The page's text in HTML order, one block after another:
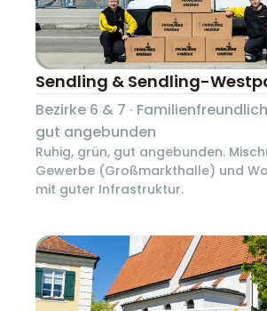
Sendling & Sendling-
Bezirke 6 & 7 ·
gut angebunden
Ruhig, grün, gut angebunden.
Gewerbe (Großmarkthalle) und
mit guter Infrastruktur.